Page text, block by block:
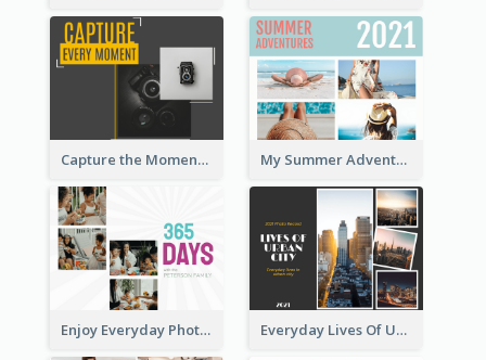
Capture the Moment Everyday Photo Book My Summer Adventure Everyday Photo Book
Enjoy Everyday Photo Book Everyday Lives Of Urban Photo Book